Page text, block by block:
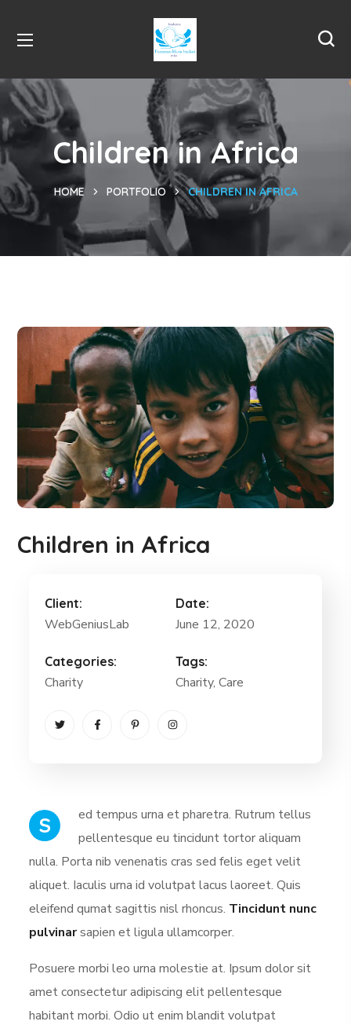
Children in Africa
HOME PORTFOLIO CHILDREN IN AFRICA
Children in Africa
S
ed tempus urna et pharetra. Rutrum tellus
pellentesque eu tincidunt tortor aliquam
nulla. Porta nib venenatis cras sed felis eget velit
aliquet. Iaculis urna id volutpat lacus laoreet. Quis
eleifend qumat sagittis nisl rhoncus. Tincidunt nunc
pulvinarsapien et ligula ullamcorper.
Posuere morbi leo urna molestie at. Ipsum dolor sit
amet consectetur adipiscing elit pellentesque
habitant morbi. Odio ut enim blandit volutpat
Client:
WebGeniusLab
Date:
June 12, 2020
Categories:
Charity
Tags:
Charity, Care